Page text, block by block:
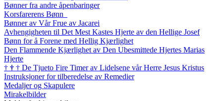
Bønner fra andre åpenbaringer
Korsfarerens Bønn
Bønner av Vår Frue av Jacarei
Avhengigheten til Det Mest Kastes Hjerte av den Hellige Josef
Bønn for å Forene med Hellig Kjærlighet
Den Flammende Kjærlighet av Den Ubesmittede Hjertes Marias
Hjerte
† † † De Tjueto Fire Timer av Lidelsene vår Herre Jesus Kristus
Instruksjoner for tilberedelse av Remedier
Medaljer og Skapulere
Mirakelbilder